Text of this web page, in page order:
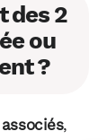
des 2
ou
?
,